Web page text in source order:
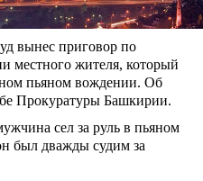
вынес приговор по
местного жителя, который
пьяном вождении. Об
Прокуратуры Башкирии.
сел за руль в пьяном
был дважды судим за